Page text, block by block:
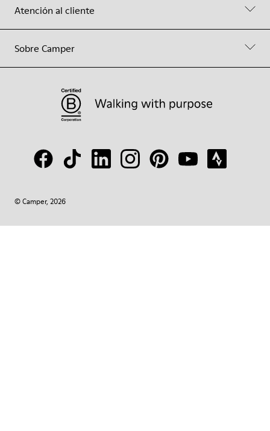
Atención al cliente
Sobre Camper
© Camper, 2026